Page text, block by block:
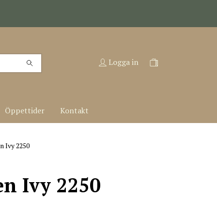
Logga in
Öppettider Kontakt
Ivy 2250
Ivy 2250